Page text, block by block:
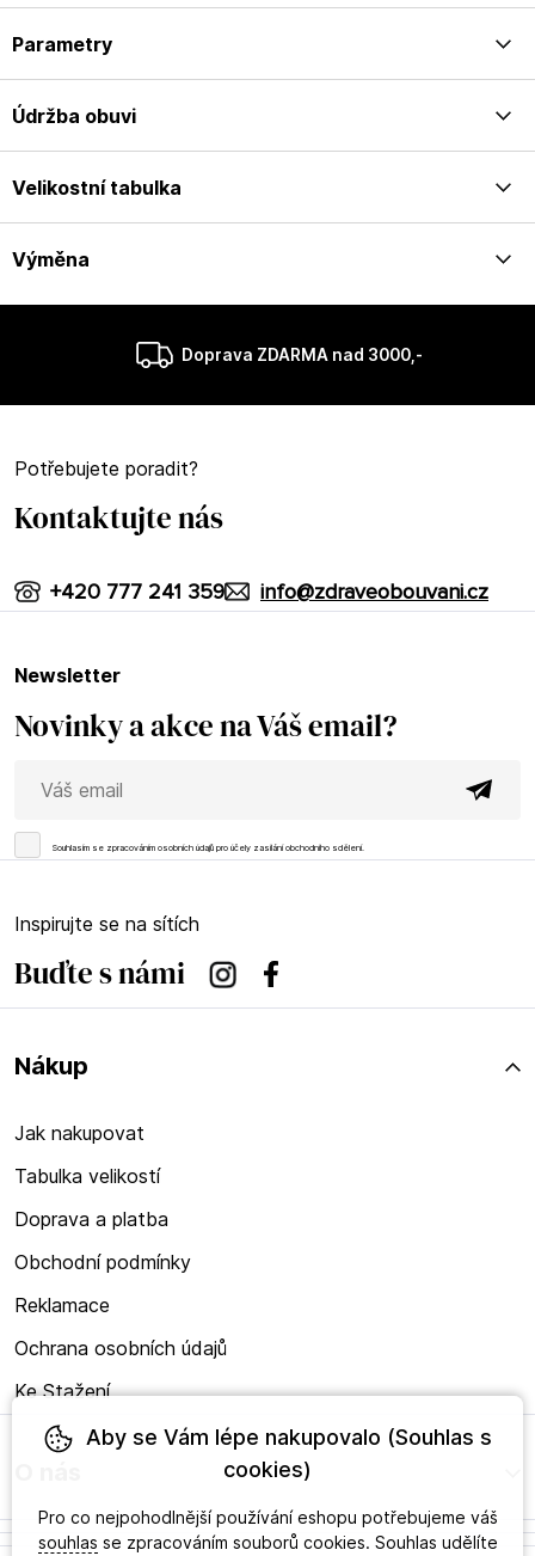
Parametry
Údržba obuvi
Velikostní tabulka
Výměna
Doprava ZDARMA nad 3000,-
Potřebujete poradit?
Kontaktujte nás
info@zdraveobouvani.cz
+420 777 241 359
newsletter
Novinky a akce na Váš email?
Souhlasím se zpracováním osobních údajů pro účely zasílání obchodního sdělení.
Inspirujte se na sítích
Buďte s námi InstagramFacebook
Nákup
Jak nakupovat
Tabulka velikostí
Doprava a platba
Obchodní podmínky
Reklamace
Ochrana osobních údajů
Ke Stažení
Aby se Vám lépe nakupovalo (Souhlas s
cookies)
Pro co nejpohodlnější používání eshopu potřebujeme váš
souhlas se zpracováním souborů cookies. Souhlas udělíte